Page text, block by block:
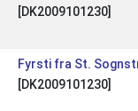
[DK2009101230]
Fyrsti fra St.
[DK2009101230]